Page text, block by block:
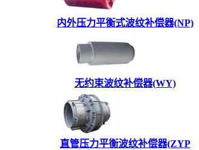
内外压力平衡式波纹补偿器(NP)
无约束波纹补偿器(WY)
直管压力平衡波纹补偿器(ZYP